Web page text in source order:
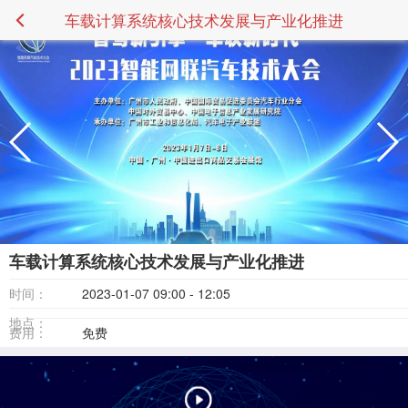
车载计算系统核心技术发展与产业化推进
车载计算系统核心技术发展与产业化推进
时间：
2023-01-07 09:00 - 12:05
地点：
费用： 免费